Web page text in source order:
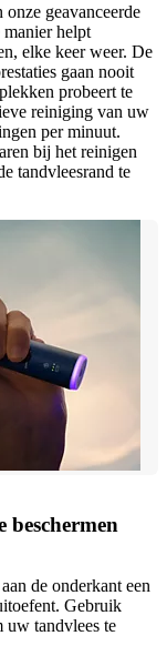
geavanceerde
manier helpt
elke keer weer. De
gaan nooit
probeert te
reiniging van uw
per minuut.
bij het reinigen
tandvleesrand te
beschermen
de onderkant een
Gebruik
uw tandvlees te